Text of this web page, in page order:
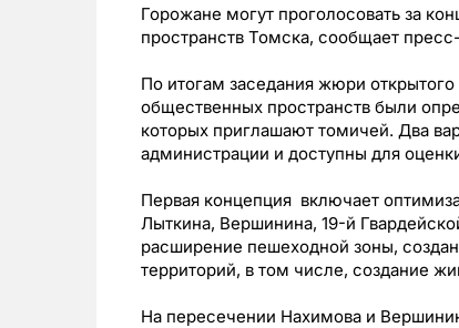
Горожане могут проголосовать за
пространств Томска, сообщает
По итогам заседания жюри открытого
общественных пространств были
которых приглашают томичей. Два
администрации и доступны для
Первая концепция включает
Лыткина, Вершинина, 19-й
расширение пешеходной зоны,
территорий, в том числе, создание
На пересечении Нахимова и